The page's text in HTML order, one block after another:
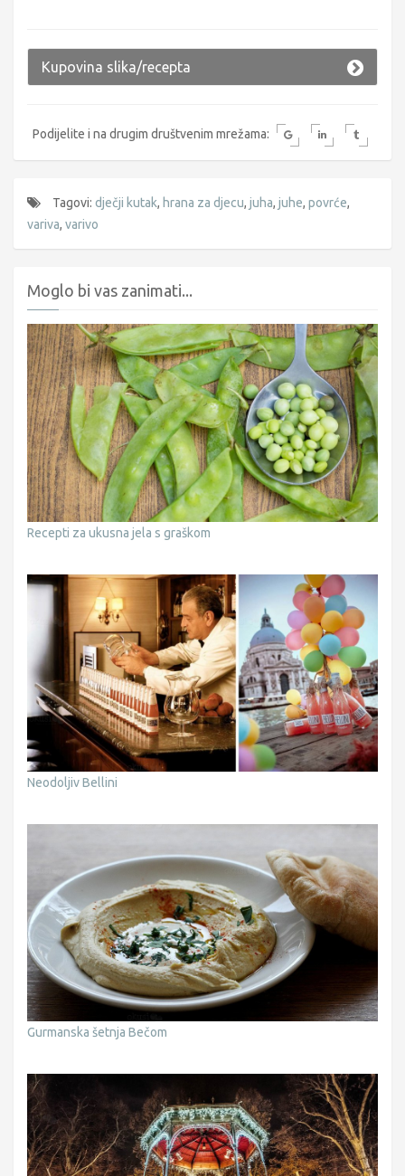
Kupovina slika/recepta
Podijelite i na drugim društvenim mrežama:
Tagovi: dječji kutak, hrana za djecu, juha, juhe, povrće,
variva, varivo
Moglo bi vas zanimati...
Recepti za ukusna jela s graškom
Neodoljiv Bellini
Gurmanska šetnja Bečom